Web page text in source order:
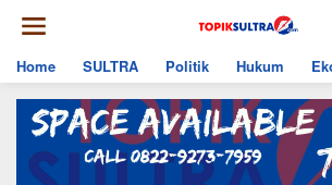
content
Home
SULTRA Politik Hukum